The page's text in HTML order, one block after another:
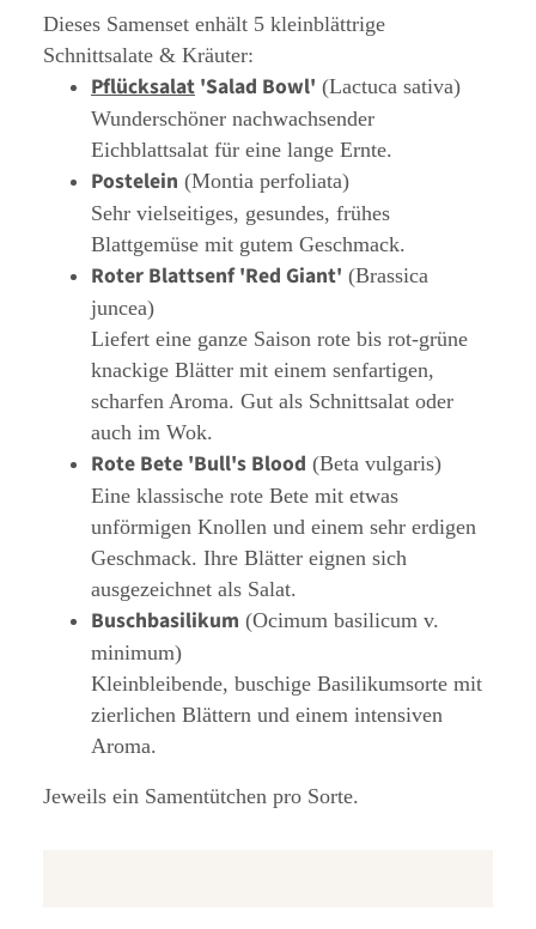
Dieses Samenset enhält 5 kleinblättrige
Schnittsalate & Kräuter:
Pflücksalat 'Salad Bowl' (Lactuca sativa)
Wunderschöner nachwachsender
Eichblattsalat für eine lange Ernte.
Postelein (Montia perfoliata)
Sehr vielseitiges, gesundes, frühes
Blattgemüse mit gutem Geschmack.
Roter Blattsenf 'Red Giant' (Brassica
juncea)
Liefert eine ganze Saison rote bis rot-grüne
knackige Blätter mit einem senfartigen,
scharfen Aroma. Gut als Schnittsalat oder
auch im Wok.
Rote Bete 'Bull's Blood (Beta vulgaris)
Eine klassische rote Bete mit etwas
unförmigen Knollen und einem sehr erdigen
Geschmack. Ihre Blätter eignen sich
ausgezeichnet als Salat.
Buschbasilikum (Ocimum basilicum v.
minimum)
Kleinbleibende, buschige Basilikumsorte mit
zierlichen Blättern und einem intensiven
Aroma.
Jeweils ein Samentütchen pro Sorte.